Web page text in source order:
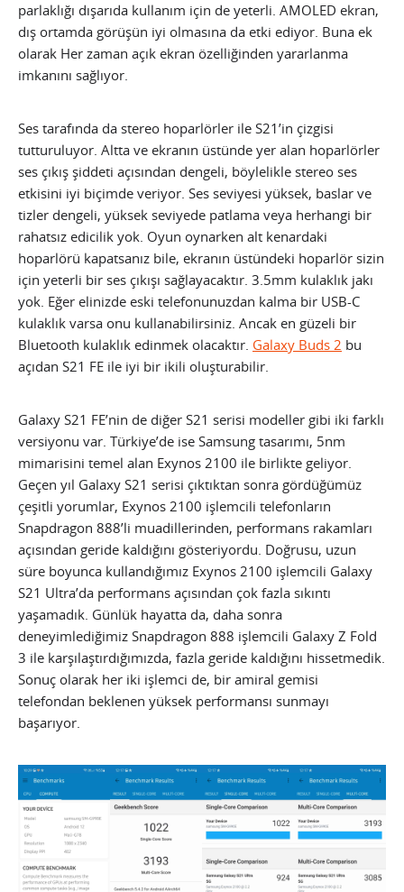
parlaklığı dışarıda kullanım için de yeterli. AMOLED ekran,
dış ortamda görüşün iyi olmasına da etki ediyor. Buna ek
olarak Her zaman açık ekran özelliğinden yararlanma
imkanını sağlıyor.
Ses tarafında da stereo hoparlörler ile S21’in çizgisi
tutturuluyor. Altta ve ekranın üstünde yer alan hoparlörler
ses çıkış şiddeti açısından dengeli, böylelikle stereo ses
etkisini iyi biçimde veriyor. Ses seviyesi yüksek, baslar ve
tizler dengeli, yüksek seviyede patlama veya herhangi bir
rahatsız edicilik yok. Oyun oynarken alt kenardaki
hoparlörü kapatsanız bile, ekranın üstündeki hoparlör sizin
için yeterli bir ses çıkışı sağlayacaktır. 3.5mm kulaklık jakı
yok. Eğer elinizde eski telefonunuzdan kalma bir USB-C
kulaklık varsa onu kullanabilirsiniz. Ancak en güzeli bir
Bluetooth kulaklık edinmek olacaktır. Galaxy Buds 2 bu
açıdan S21 FE ile iyi bir ikili oluşturabilir.
Galaxy S21 FE’nin de diğer S21 serisi modeller gibi iki farklı
versiyonu var. Türkiye’de ise Samsung tasarımı, 5nm
mimarisini temel alan Exynos 2100 ile birlikte geliyor.
Geçen yıl Galaxy S21 serisi çıktıktan sonra gördüğümüz
çeşitli yorumlar, Exynos 2100 işlemcili telefonların
Snapdragon 888’li muadillerinden, performans rakamları
açısından geride kaldığını gösteriyordu. Doğrusu, uzun
süre boyunca kullandığımız Exynos 2100 işlemcili Galaxy
S21 Ultra’da performans açısından çok fazla sıkıntı
yaşamadık. Günlük hayatta da, daha sonra
deneyimlediğimiz Snapdragon 888 işlemcili Galaxy Z Fold
3 ile karşılaştırdığımızda, fazla geride kaldığını hissetmedik.
Sonuç olarak her iki işlemci de, bir amiral gemisi
telefondan beklenen yüksek performansı sunmayı
başarıyor.